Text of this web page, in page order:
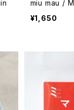
¥1,650